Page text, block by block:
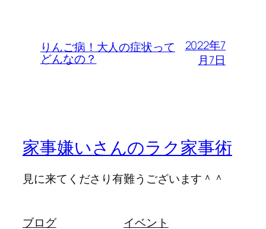
りんご病！大人の症状って
どんなの？
2022年7
月7日
家事嫌いさんのラク家事術
見に来てくださり有難うございます＾＾
ブログ イベント